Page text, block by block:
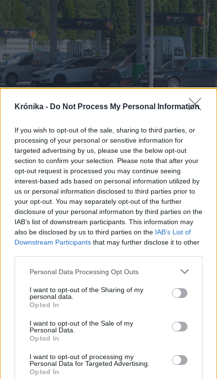
Krónika - Do Not Process My Personal Information
If you wish to opt-out of the sale, sharing to third parties, or
processing of your personal or sensitive information for
targeted advertising by us, please use the below opt-out
section to confirm your selection. Please note that after your
opt-out request is processed you may continue seeing
interest-based ads based on personal information utilized by
us or personal information disclosed to third parties prior to
your opt-out. You may separately opt-out of the further
disclosure of your personal information by third parties on the
IAB’s list of downstream participants. This information may
also be disclosed by us to third parties on the IAB’s List of
Downstream Participants that may further disclose it to other
Personal Data Processing Opt Outs
I want to opt-out of the Sharing of my
personal data.
Opted In
I want to opt-out of the Sale of my
Personal Data.
Opted In
I want to opt-out of processing my
Personal Data for Targeted Advertising.
Opted In
2026. augusztus 08., szombat
Kedvezőbb üzemanyagárak
fogadják a hétvégén tankolókat
2026. augusztus 08., szombat